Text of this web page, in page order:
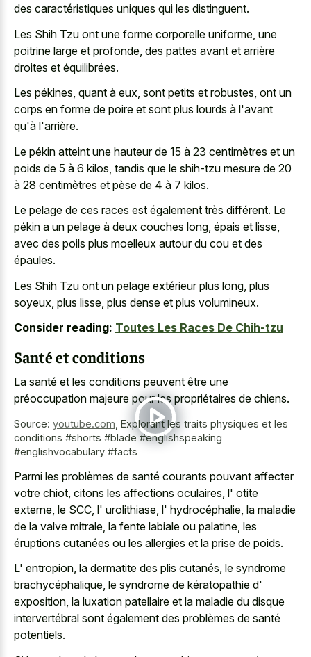
des caractéristiques uniques qui les distinguent.
Les Shih Tzu ont une forme corporelle uniforme, une
poitrine large et profonde, des pattes avant et arrière
droites et équilibrées.
Les pékines, quant à eux, sont petits et robustes, ont un
corps en forme de poire et sont plus lourds à l'avant
qu'à l'arrière.
Le pékin atteint une hauteur de 15 à 23 centimètres et un
poids de 5 à 6 kilos, tandis que le shih-tzu mesure de 20
à 28 centimètres et pèse de 4 à 7 kilos.
Le pelage de ces races est également très différent. Le
pékin a un pelage à deux couches long, épais et lisse,
avec des poils plus moelleux autour du cou et des
épaules.
Les Shih Tzu ont un pelage extérieur plus long, plus
soyeux, plus lisse, plus dense et plus volumineux.
Consider reading: Toutes Les Races De Chih-tzu
Santé et conditions
La santé et les conditions peuvent être une
préoccupation majeure pour les propriétaires de chiens.
Source: youtube.com Explorant les traits physiques et les
conditions #shorts #blade #englishspeaking
#englishvocabulary #facts
Parmi les problèmes de santé courants pouvant affecter
votre chiot, citons les affections oculaires, l' otite
externe, le SCC, l' urolithiase, l' hydrocéphalie, la maladie
de la valve mitrale, la fente labiale ou palatine, les
éruptions cutanées ou les allergies et la prise de poids.
L' entropion, la dermatite des plis cutanés, le syndrome
brachycéphalique, le syndrome de kératopathie d'
exposition, la luxation patellaire et la maladie du disque
intervertébral sont également des problèmes de santé
potentiels.